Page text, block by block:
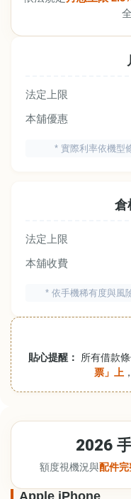
法定上限
本舖優惠
* 實際利率依機型
倉
法定上限
本舖收費
* 依手機稀有度與風
貼心提醒： 所有借款
票」上
2026
額度視機況與配件完
Apple iPhone